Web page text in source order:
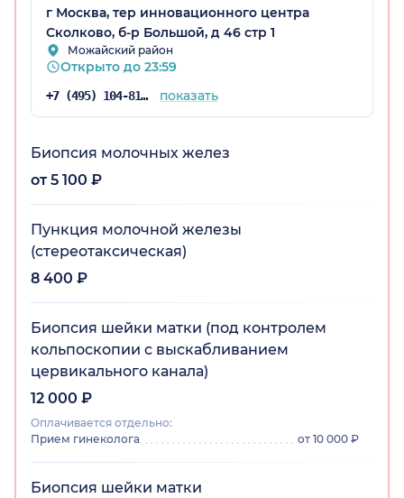
процедурном кабинете любезно
посоветовали не увлекаться физическими
нагрузками и не мочить первое время место
прививки. Весь персонал в клинике, включая
администратора в регистратуре, вежливый и
г Москва, тер инновационного центра
Сколково, б-р Большой, д 46 стр 1
Можайский район
Открыто до 23:59
+7 (495) 104-81-22 показать
Биопсия молочных желез
от 5 100 ₽
Пункция молочной железы
(стереотаксическая)
8 400 ₽
Биопсия шейки матки (под контролем
кольпоскопии с выскабливанием
цервикального канала)
12 000 ₽
Оплачивается отдельно:
Прием гинеколога
от 10 000 ₽
Биопсия шейки матки